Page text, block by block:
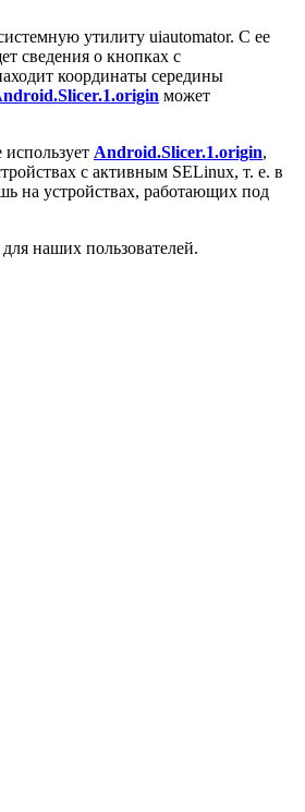
утилиту uiautomator. С ее
сведения о кнопках с
координаты середины
может
Android.Slicer.1.origin,
с активным SELinux, т. е. в
на устройствах, работающих под
наших пользователей.